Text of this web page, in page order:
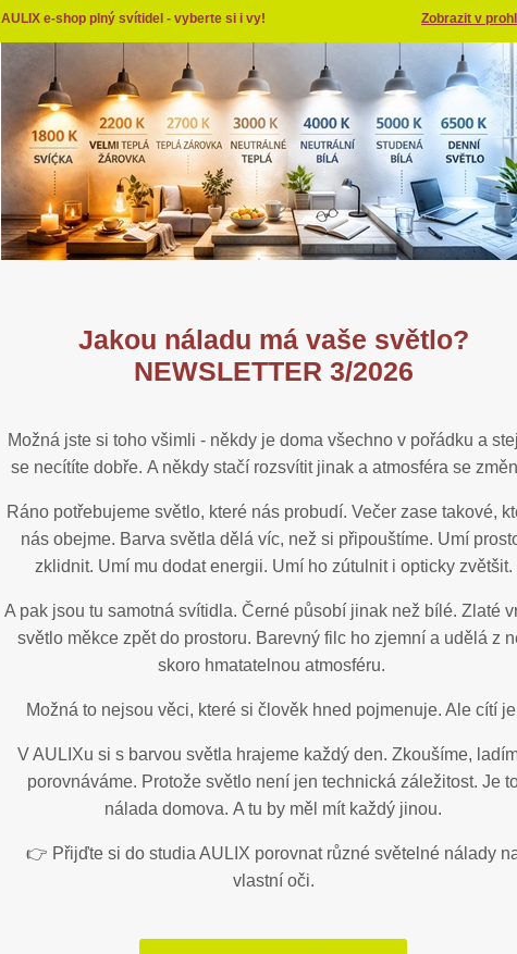
AULIX e-shop plný svítidel - vyberte si i vy! Zobrazit v
Jakou náladu má vaše světlo?
NEWSLETTER 3/2026
Možná jste si toho všimli - někdy je doma všechno v pořádku a
se necítíte dobře. A někdy stačí rozsvítit jinak a atmosféra se
Ráno potřebujeme světlo, které nás probudí. Večer zase takové,
nás obejme. Barva světla dělá víc, než si připouštíme. Umí
zklidnit. Umí mu dodat energii. Umí ho zútulnit i opticky zvětšit.
A pak jsou tu samotná svítidla. Černé působí jinak než bílé. Zlaté
světlo měkce zpět do prostoru. Barevný filc ho zjemní a udělá z
skoro hmatatelnou atmosféru.
Možná to nejsou věci, které si člověk hned pojmenuje. Ale cítí
V AULIXu si s barvou světla hrajeme každý den. Zkoušíme,
porovnáváme. Protože světlo není jen technická záležitost. Je
nálada domova. A tu by měl mít každý jinou.
👉 Přijďte si do studia AULIX porovnat různé světelné nálady
vlastní oči.